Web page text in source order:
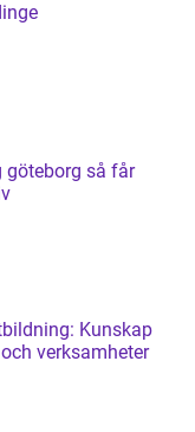
så får
Kunskap
verksamheter